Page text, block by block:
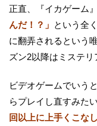
正直、『イカゲーム
んだ！？」 という全
に翻弄されるという
ズン2以降はミステリ
ビデオゲームでいう
らプレイし直すみた
回以上に上手くこな